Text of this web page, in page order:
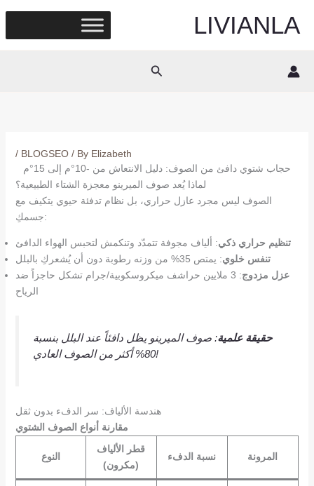
content
LIVIANLA
Search
/ BLOGSEO/ By Elizabeth
حجاب شتوي دافئ من الصوف: دليل الانتعاش من -10°م إلى 15°م
لماذا يُعد صوف الميرينو معجزة الشتاء الطبيعية؟
الصوف ليس مجرد عازل حراري، بل نظام تدفئة حيوي يتكيف مع
جسمكِ:
تنظيم حراري ذكي: ألياف مجوفة تتمدّد وتنكمش لتحبس الهواء الدافئ
تنفس خلوي: يمتص 35% من وزنه رطوبة دون أن يُشعركِ بالبلل
عزل مزدوج
: 3 ملايين حراشف ميكروسكوبية/جرام تشكل حاجزاً ضد
الرياح
حقيقة علمية: صوف الميرينو يظل دافئاً عند البلل بنسبة
80% أكثر من الصوف العادي!
هندسة الألياف: سر الدفء بدون ثقل
مقارنة أنواع الصوف الشتوي
النوع
قطر الألياف
(مكرون)
نسبة الدفء المرونة